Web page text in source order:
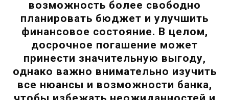
возможность более свободно
планировать бюджет и улучшить
финансовое состояние. В целом,
досрочное погашение может
принести значительную выгоду,
однако важно внимательно изучить
все нюансы и возможности банка,